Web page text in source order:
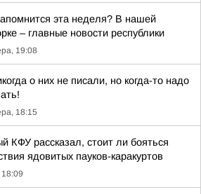
эта неделя? В нашей
– главные новости республики
19:08
о них не писали, но когда-то надо
18:15
КФУ рассказал, стоит ли бояться
ядовитых пауков-каракуртов